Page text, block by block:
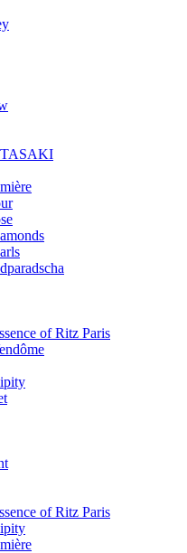
of Ritz Paris
of Ritz Paris